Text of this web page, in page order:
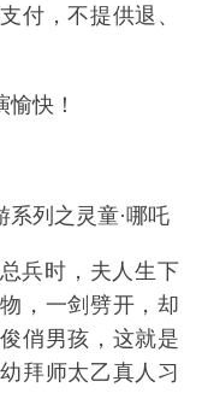
付，不提供退、
快！
系列之灵童·哪吒
兵时，夫人生下
，一剑劈开，却
俏男孩，这就是
拜师太乙真人习